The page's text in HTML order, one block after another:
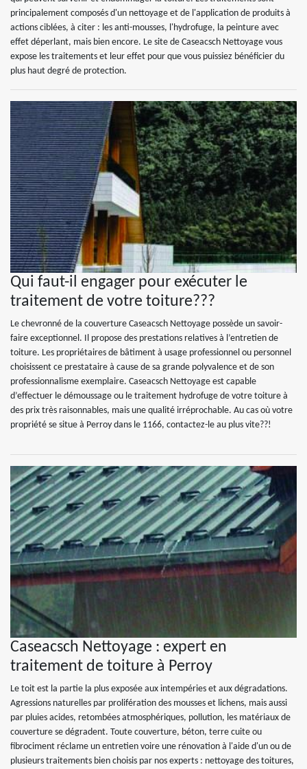
principalement composés d'un nettoyage et de l'application de produits à
actions ciblées, à citer : les anti-mousses, l'hydrofuge, la peinture avec
effet déperlant, mais bien encore. Le site de Caseacsch Nettoyage vous
expose les traitements et leur effet pour que vous puissiez bénéficier du
plus haut degré de protection.
Qui faut-il engager pour exécuter le
traitement de votre toiture???
Le chevronné de la couverture Caseacsch Nettoyage possède un savoir-
faire exceptionnel. Il propose des prestations relatives à l’entretien de
toiture. Les propriétaires de bâtiment à usage professionnel ou personnel
choisissent ce prestataire à cause de sa grande polyvalence et de son
professionnalisme exemplaire. Caseacsch Nettoyage est capable
d’effectuer le démoussage ou le traitement hydrofuge de votre toiture à
des prix très raisonnables, mais une qualité irréprochable. Au cas où votre
propriété se situe à Perroy dans le 1166, contactez-le au plus vite??!
Caseacsch Nettoyage : expert en
traitement de toiture à Perroy
Le toit est la partie la plus exposée aux intempéries et aux dégradations.
Agressions naturelles par prolifération des mousses et lichens, mais aussi
par pluies acides, retombées atmosphériques, pollution, les matériaux de
couverture se dégradent. Toute couverture, béton, terre cuite ou
fibrociment réclame un entretien voire une rénovation à l'aide d'un ou de
plusieurs traitements bien choisis par nos experts : nettoyage des toitures,